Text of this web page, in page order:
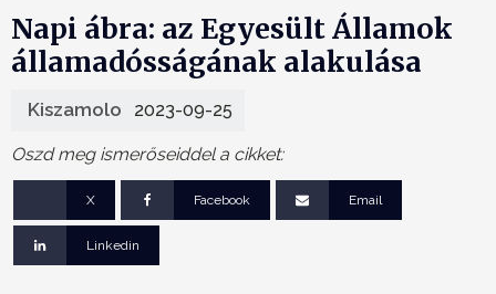
Napi ábra: az Egyesült Államok
államadósságának alakulása
Kiszamolo 2023-09-25
Oszd meg ismerőseiddel a cikket:
X Facebook Email
Linkedin